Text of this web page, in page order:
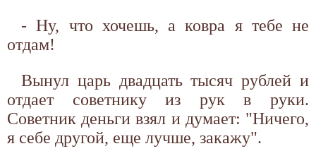
- Ну, что хочешь, а ковра я тебе не
отдам!
Вынул царь двадцать тысяч рублей и
отдает советнику из рук в руки.
Советник деньги взял и думает: "Ничего,
я себе другой, еще лучше, закажу".